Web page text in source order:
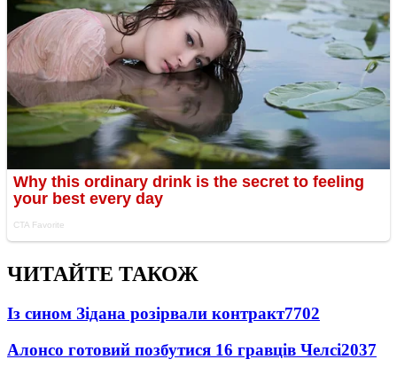
ЧИТАЙТЕ ТАКОЖ
Із сином Зідана розірвали контракт7702
Алонсо готовий позбутися 16 гравців Челсі2037